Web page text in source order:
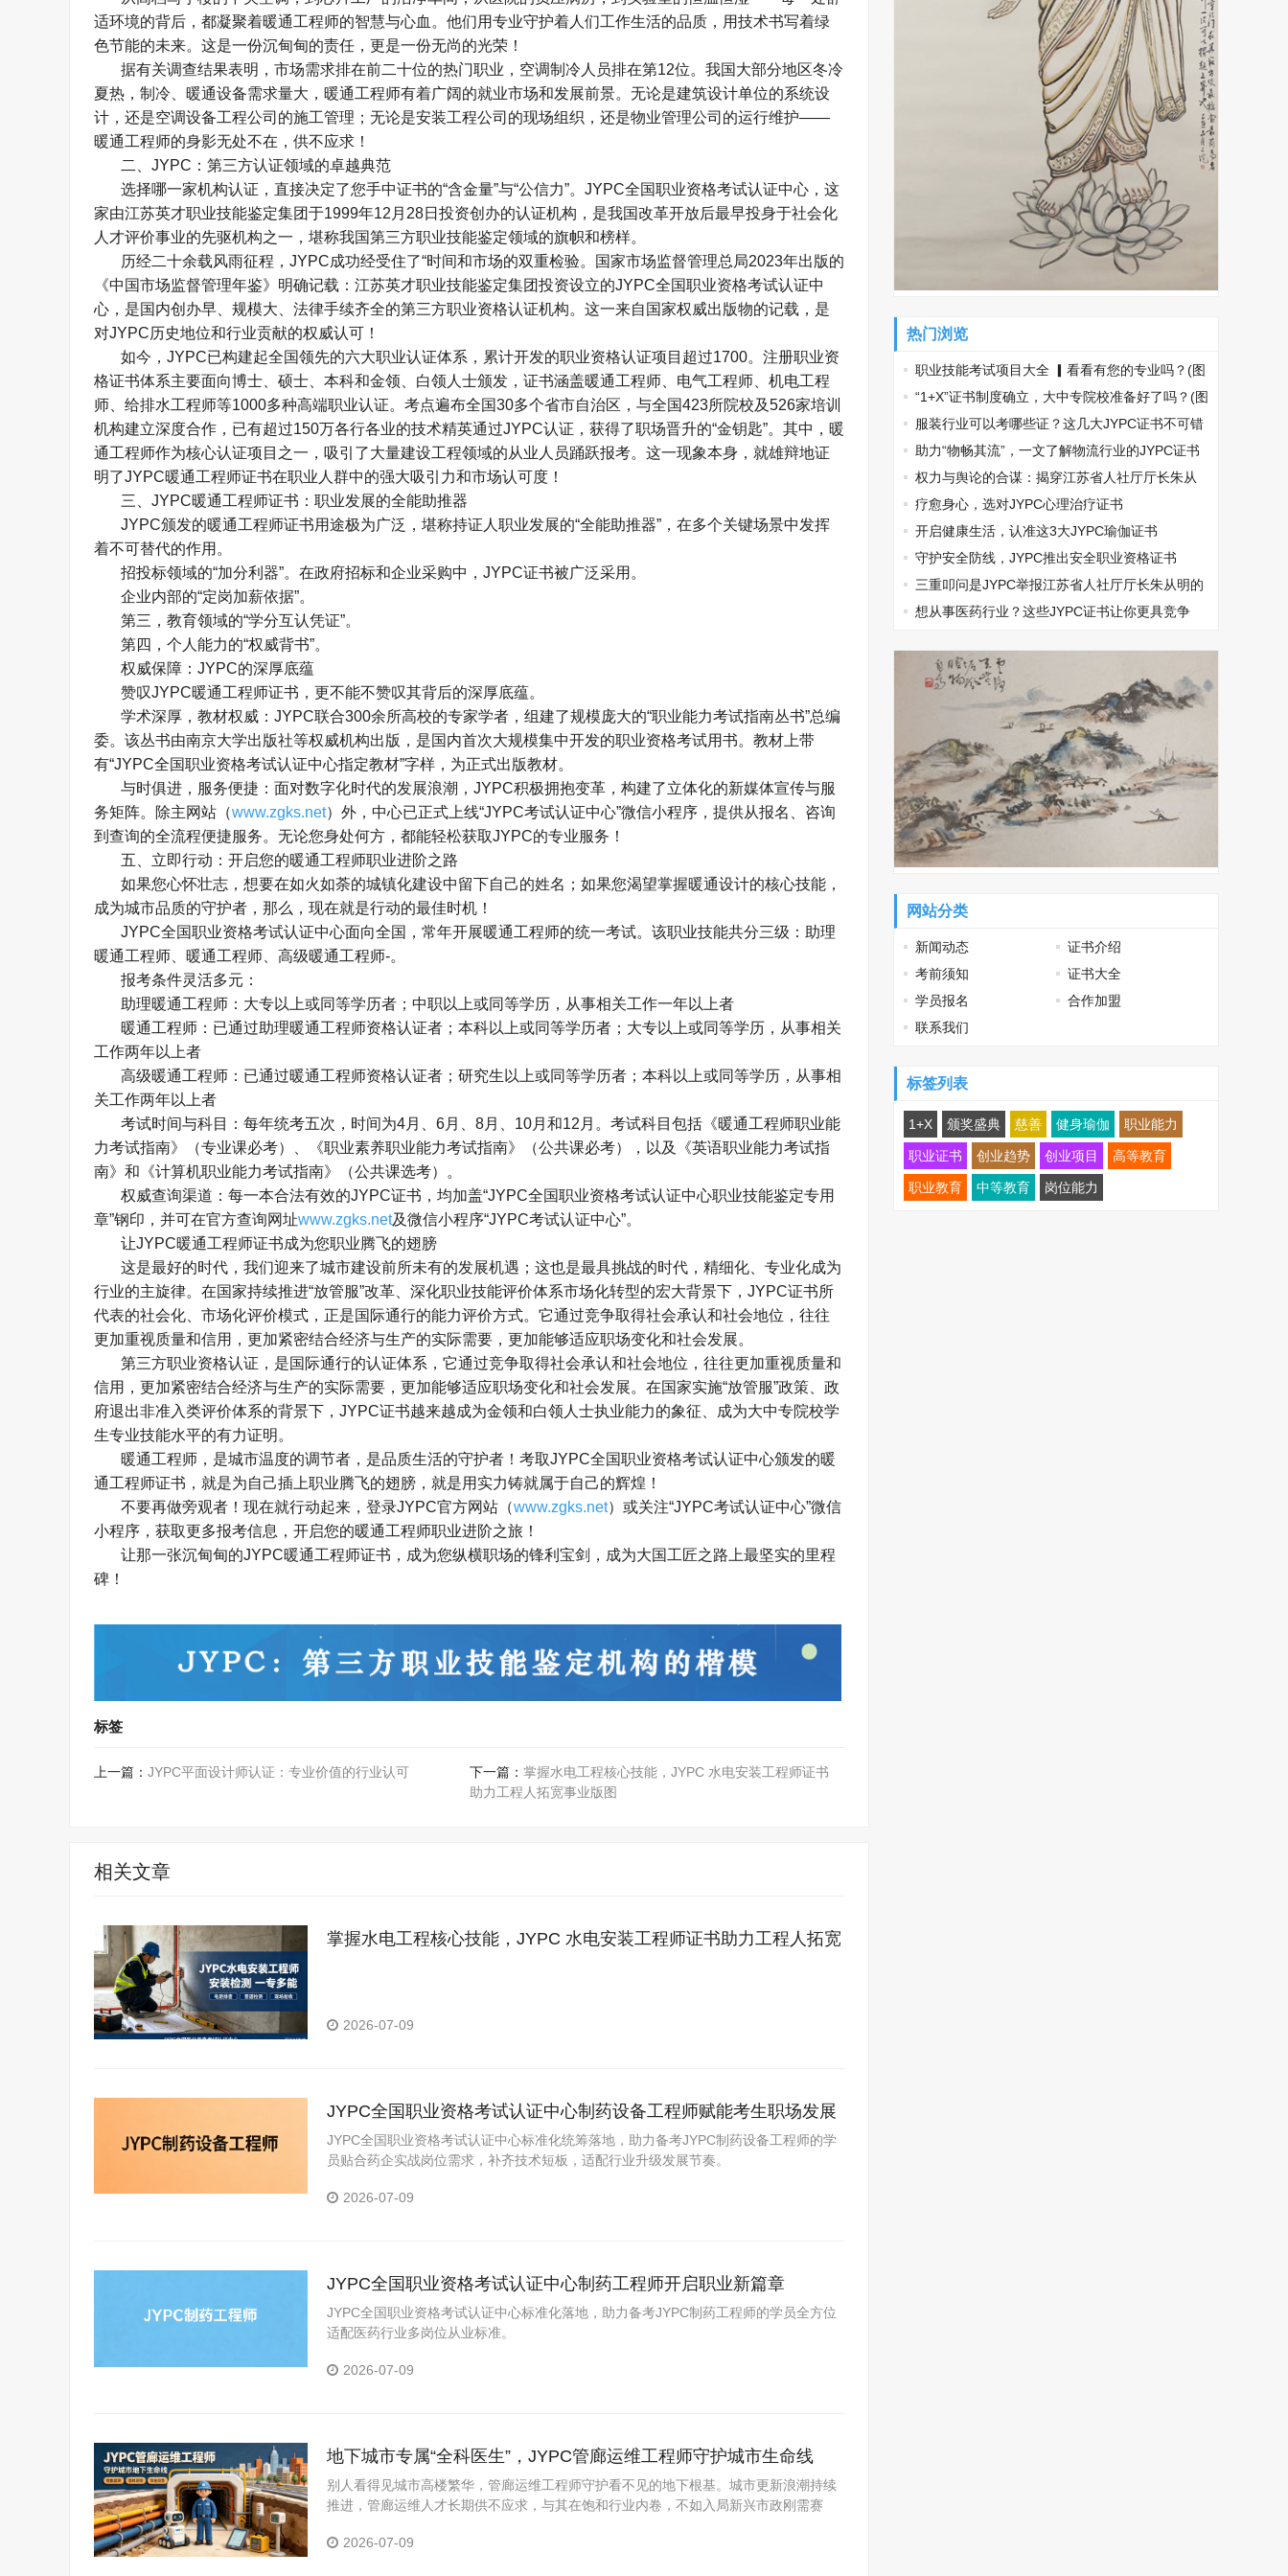
适环境的背后，都凝聚着暖通工程师的智慧与心血。他们用专业守护着人们工作生活的品质，用技术书写着绿
色节能的未来。这是一份沉甸甸的责任，更是一份无尚的光荣！
据有关调查结果表明，市场需求排在前二十位的热门职业，空调制冷人员排在第12位。我国大部分地区冬冷
夏热，制冷、暖通设备需求量大，暖通工程师有着广阔的就业市场和发展前景。无论是建筑设计单位的系统设
计，还是空调设备工程公司的施工管理；无论是安装工程公司的现场组织，还是物业管理公司的运行维护——
暖通工程师的身影无处不在，供不应求！
二、 JYPC ：第三方认证领域的卓越典范
选择哪一家机构认证，直接决定了您手中证书的“含金量”与“公信力”。 JYPC全国职业资格考试认证中心，这
家由江苏英才职业技能鉴定集团于1999年12 月 28日投资创办的认证机构，是我国改革开放后最早投身于社会化
人才评价事业的先驱机构之一，堪称我国第三方职业技能鉴定领域的旗帜和榜样。
历经二十余载风雨征程， JYPC成功经受住了“时间和市场的双重检验。国家市场监督管理总局2023年出版的
《中国市场监督管理年鉴》明确记载：江苏英才职业技能鉴定集团投资设立的JYPC全国职业资格考试认证中
心，是国内创办早、规模大、法律手续齐全的第三方职业资格认证机构。这一来自国家权威出版物的记载，是
对JYPC历史地位和行业贡献的权威认可！
如今， JYPC已构建起全国领先的六大职业认证体系，累计开发的职业资格认证项目超过1700。注册职业资
格证书体系主要面向博士、硕士、本科和金领、白领人士颁发，证书涵盖暖通工程师、电气工程师、机电工程
师、给排水工程师等1000多种高端职业认证。考点遍布全国30多个省市自治区，与全国423所院校及526家培训
机构建立深度合作，已有超过150万各行各业的技术精英通过JYPC认证，获得了职场晋升的“金钥匙”。其中，暖
通工程师作为核心认证项目之一，吸引了大量建设工程领域的从业人员踊跃报考。这一现象本身，就雄辩地证
明了JYPC暖通工程师证书在职业人群中的强大吸引力和市场认可度！
三、 JYPC暖通工程师证书：职业发展的全能助推器
JYPC颁发的暖通工程师证书用途极为广泛，堪称持证人职业发展的“全能助推器” ，在多个关键场景中发挥
着不可替代的作用。
招投标领域的“加分利器”。在政府招标和企业采购中， JYPC证书被广泛采用。
企业内部的“定岗加薪依据”。
第三，教育领域的“学分互认凭证”。
第四，个人能力的“权威背书”。
权威保障： JYPC的深厚底蕴
赞叹JYPC暖通工程师证书，更不能不赞叹其背后的深厚底蕴。
学术深厚，教材权威： JYPC联合300余所高校的专家学者，组建了规模庞大的“职业能力考试指南丛书”总编
委。该丛书由南京大学出版社等权威机构出版，是国内首次大规模集中开发的职业资格考试用书。教材上带
有“JYPC全国职业资格考试认证中心指定教材”字样，为正式出版教材。
与时俱进，服务便捷：面对数字化时代的发展浪潮， JYPC积极拥抱变革，构建了立体化的新媒体宣传与服
务矩阵。除主网站（www.zgks.net）外，中心已正式上线“JYPC考试认证中心”微信小程序，提供从报名、咨询
到查询的全流程便捷服务。无论您身处何方，都能轻松获取JYPC的专业服务！
五、立即行动：开启您的暖通工程师职业进阶之路
如果您心怀壮志，想要在如火如荼的城镇化建设中留下自己的姓名；如果您渴望掌握暖通设计的核心技能，
成为城市品质的守护者，那么，现在就是行动的最佳时机！
JYPC全国职业资格考试认证中心面向全国，常年开展暖通工程师的统一考试。该职业技能共分三级：助理
暖通工程师、暖通工程师、高级暖通工程师-。
报考条件灵活多元：
助理暖通工程师：大专以上或同等学历者；中职以上或同等学历，从事相关工作一年以上者
暖通工程师：已通过助理暖通工程师资格认证者；本科以上或同等学历者；大专以上或同等学历，从事相关
工作两年以上者
高级暖通工程师：已通过暖通工程师资格认证者；研究生以上或同等学历者；本科以上或同等学历，从事相
关工作两年以上者
考试时间与科目：每年统考五次，时间为4月、 6月、 8月、 10月和12 月。考试科目包括《暖通工程师职业能
力考试指南》（专业课必考）、《职业素养职业能力考试指南》（公共课必考），以及《英语职业能力考试指
南》和《计算机职业能力考试指南》（公共课选考）。
权威查询渠道：每一本合法有效的JYPC证书，均加盖“JYPC全国职业资格考试认证中心职业技能鉴定专用
章”钢印，并可在官方查询网址www.zgks.net及微信小程序“JYPC考试认证中心”。
让JYPC暖通工程师证书成为您职业腾飞的翅膀
这是最好的时代，我们迎来了城市建设前所未有的发展机遇；这也是最具挑战的时代，精细化、专业化成为
行业的主旋律。在国家持续推进“放管服”改革、深化职业技能评价体系市场化转型的宏大背景下， JYPC证书所
代表的社会化、市场化评价模式，正是国际通行的能力评价方式。它通过竞争取得社会承认和社会地位，往往
更加重视质量和信用，更加紧密结合经济与生产的实际需要，更加能够适应职场变化和社会发展。
第三方职业资格认证，是国际通行的认证体系，它通过竞争取得社会承认和社会地位，往往更加重视质量和
信用，更加紧密结合经济与生产的实际需要，更加能够适应职场变化和社会发展。在国家实施“放管服”政策、政
府退出非准入类评价体系的背景下， JYPC证书越来越成为金领和白领人士执业能力的象征、成为大中专院校学
生专业技能水平的有力证明。
暖通工程师，是城市温度的调节者，是品质生活的守护者！考取JYPC全国职业资格考试认证中心颁发的暖
通工程师证书，就是为自己插上职业腾飞的翅膀，就是用实力铸就属于自己的辉煌！
不要再做旁观者！现在就行动起来，登录JYPC官方网站（www.zgks.net）或关注“JYPC考试认证中心”微信
小程序，获取更多报考信息，开启您的暖通工程师职业进阶之旅！
让那一张沉甸甸的JYPC暖通工程师证书，成为您纵横职场的锋利宝剑，成为大国工匠之路上最坚实的里程
碑！
标签
上一篇： JYPC平面设计师认证：专业价值的行业认可 下一篇： 掌握水电工程核心技能，JYPC 水电安装工程师证书
助力工程人拓宽事业版图
相关文章
掌握水电工程核心技能，JYPC 水电安装工程师证书助力工程人拓宽
2026-07-09
JYPC全国职业资格考试认证中心制药设备工程师赋能考生职场发展
JYPC全国职业资格考试认证中心标准化统筹落地，助力备考JYPC制药设备工程师的学
员贴合药企实战岗位需求，补齐技术短板，适配行业升级发展节奏。
2026-07-09
JYPC全国职业资格考试认证中心制药工程师开启职业新篇章
JYPC全国职业资格考试认证中心标准化落地，助力备考JYPC制药工程师的学员全方位
适配医药行业多岗位从业标准。
2026-07-09
地下城市专属“全科医生”，JYPC管廊运维工程师守护城市生命线
别人看得见城市高楼繁华，管廊运维工程师守护看不见的地下根基。城市更新浪潮持续
推进，管廊运维人才长期供不应求，与其在饱和行业内卷，不如入局新兴市政刚需赛
越吃香的长期职业。
2026-07-09
热门浏览
职业技能考试项目大全 ▎看看有您的专业吗？(图
文)“1+X”证书制度确立，大中专院校准备好了吗？(图
文)服装行业可以考哪些证？这几大JYPC证书不可错
过助力“物畅其流”，一文了解物流行业的JYPC证书
权力与舆论的合谋：揭穿江苏省人社厅厅长朱从
明垄断集团打压民营企业的真相
疗愈身心，选对JYPC心理治疗证书
开启健康生活，认准这3大JYPC瑜伽证书
守护安全防线，JYPC推出安全职业资格证书
三重叩问是JYPC举报江苏省人社厅厅长朱从明的
无奈选择
想从事医药行业？这些JYPC证书让你更具竞争
网站分类
新闻动态
证书介绍
考前须知
证书大全
学员报名
合作加盟
联系我们
标签列表
1+X 颁奖盛典 慈善 健身瑜伽 职业能力
职业证书 创业趋势 创业项目 高等教育
职业教育 中等教育 岗位能力